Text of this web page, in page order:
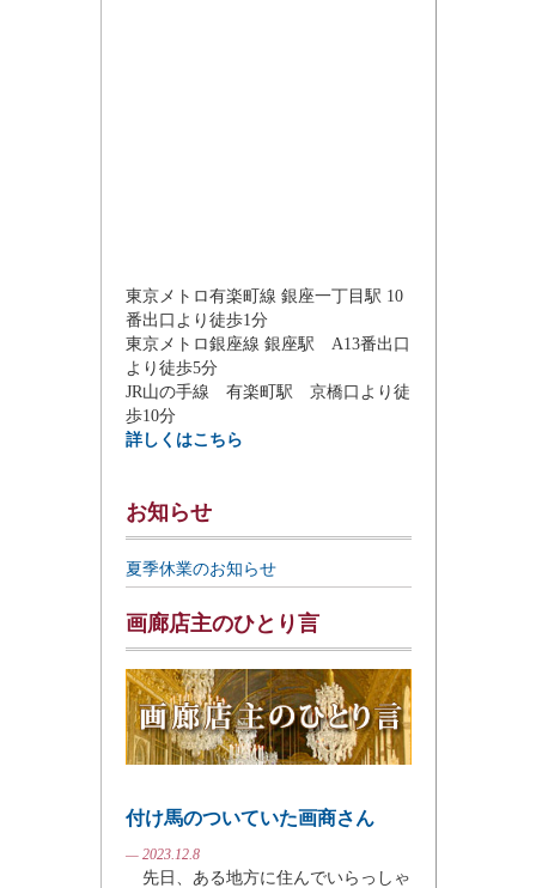
東京メトロ有楽町線 銀座一丁目駅 10
番出口より徒歩1分
東京メトロ銀座線 銀座駅 A13番出口
より徒歩5分
JR山の手線 有楽町駅 京橋口より徒
歩10分
詳しくはこちら
お知らせ
夏季休業のお知らせ
画廊店主のひとり言
付け馬のついていた画商さん
— 2023.12.8
先日、ある地方に住んでいらっしゃ